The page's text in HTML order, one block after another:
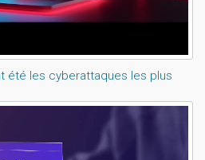
été les cyberattaques les plus